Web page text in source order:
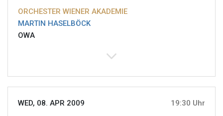
ORCHESTER WIENER AKADEMIE
MARTIN HASELBÖCK
OWA
WED, 08. APR 2009 19:30 Uhr